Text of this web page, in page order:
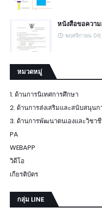
หนังสือขอความ
พฤศจิกายน
หมวดหมู่
1. ด้านการนิเทศการศึกษา
2. ด้านการส่งเสริมและสนับสนุนก
3. ด้านการพัฒนาตนเองและวิชา
PA
WEBAPP
วิดีโอ
เกียรติบัตร
กลุ่ม LINE